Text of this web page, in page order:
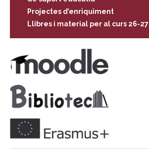
Projectes d’enriquiment
Llibres i material per al curs 26-27